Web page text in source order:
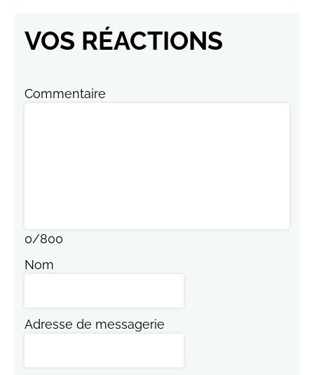
VOS RÉACTIONS
Commentaire
0/800
Nom
Adresse de messagerie